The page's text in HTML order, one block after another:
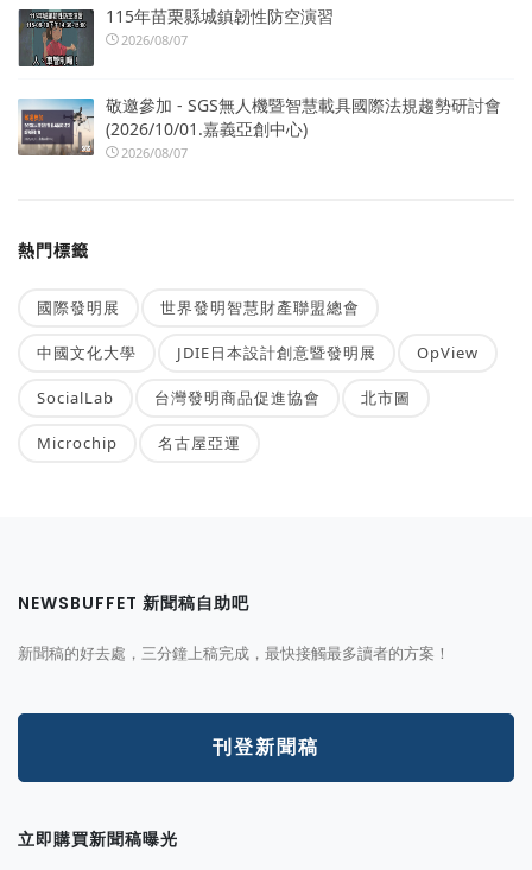
115年苗栗縣城鎮韌性防空演習
2026/08/07
敬邀參加 - SGS無人機暨智慧載具國際法規趨勢研討會
(2026/10/01.嘉義亞創中心)
2026/08/07
熱門標籤
國際發明展 世界發明智慧財產聯盟總會
中國文化大學 JDIE日本設計創意暨發明展 OpView
SocialLab 台灣發明商品促進協會 北市圖
Microchip 名古屋亞運
NEWSBUFFET 新聞稿自助吧
新聞稿的好去處，三分鐘上稿完成，最快接觸最多讀者的方案！
刊登新聞稿
立即購買新聞稿曝光